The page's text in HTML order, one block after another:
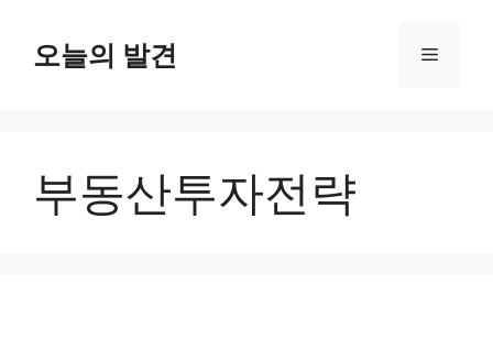
오늘의 발견 메
부동산투자전략